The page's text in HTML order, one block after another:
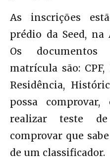
As inscrições
prédio da Seed, na
Os
matrícula são:
Residência,
possa
realizar teste
comprovar que
de um classificador.